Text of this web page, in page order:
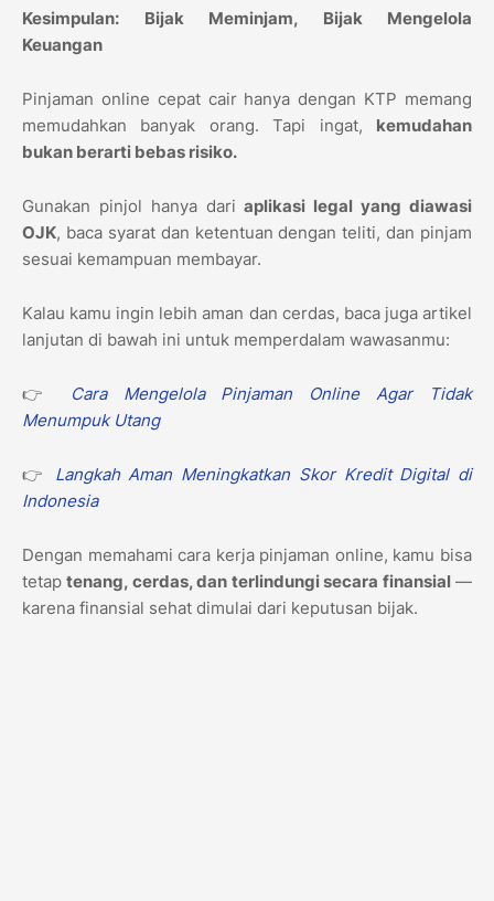
Kesimpulan: Bijak Meminjam, Bijak Mengelola
Keuangan
Pinjaman online cepat cair hanya dengan KTP memang
memudahkan banyak orang. Tapi ingat, kemudahan
bukan berarti bebas risiko.
Gunakan pinjol hanya dariaplikasi legal yang diawasi
OJK, baca syarat dan ketentuan dengan teliti, dan pinjam
sesuai kemampuan membayar.
Kalau kamu ingin lebih aman dan cerdas, baca juga artikel
lanjutan di bawah ini untuk memperdalam wawasanmu:
👉
Cara Mengelola Pinjaman Online Agar Tidak
Menumpuk Utang
👉 Langkah Aman Meningkatkan Skor Kredit Digital di
Indonesia
Dengan memahami cara kerja pinjaman online, kamu bisa
tetaptenang, cerdas, dan terlindungi secara finansial—
karena finansial sehat dimulai dari keputusan bijak.